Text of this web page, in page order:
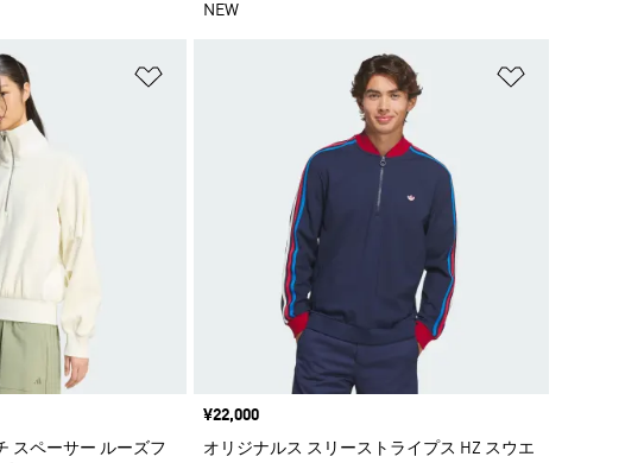
NEW
ほしいものリストに追加
スペーサー ルーズフ
価格
¥22,000
オリジナルス スリーストライプス HZ スウエ